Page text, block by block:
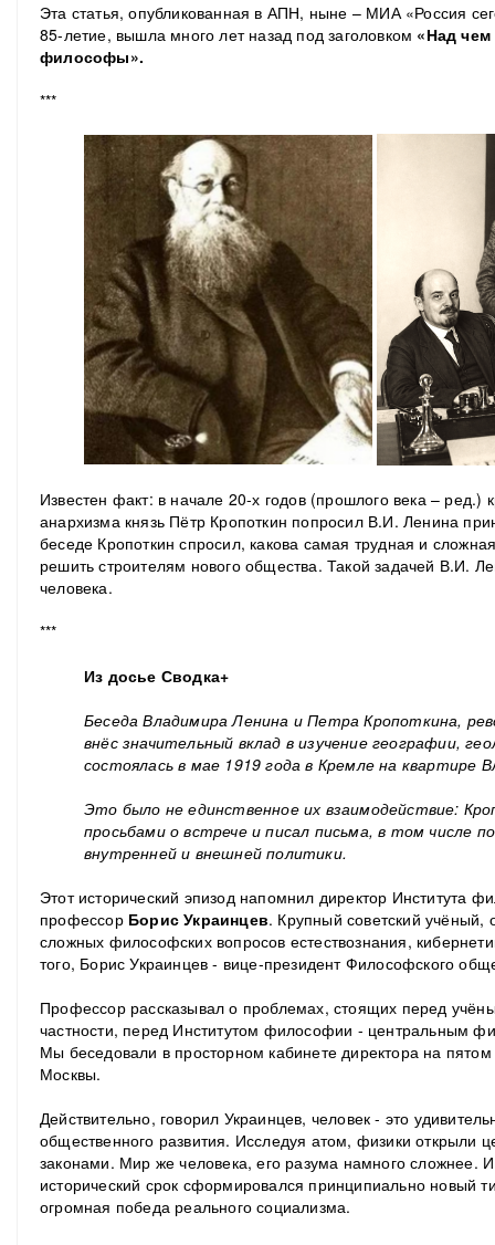
Эта статья, опубликованная в АПН, ныне – МИА «Россия
85-летие, вышла много лет назад под заголовком «Над чем
философы».
***
Известен факт: в начале 20-х годов (прошлого века – ред.)
анархизма князь Пётр Кропоткин попросил В.И. Ленина
беседе Кропоткин спросил, какова самая трудная и
решить строителям нового общества. Такой задачей В.И.
человека.
***
Из досье Сводка+
Беседа Владимира Ленина и Петра Кропоткина,
внёс значительный вклад в изучение географии,
состоялась в мае 1919 года в Кремле на квартире
Это было не единственное их взаимодействие:
просьбами о встрече и писал письма, в том числе
внутренней и внешней политики.
Этот исторический эпизод напомнил директор Института
профессор Борис Украинцев. Крупный советский учёный,
сложных философских вопросов естествознания,
того, Борис Украинцев - вице-президент Философского
Профессор рассказывал о проблемах, стоящих перед
частности, перед Институтом философии - центральным
Мы беседовали в просторном кабинете директора на
Москвы.
Действительно, говорил Украинцев, человек - это
общественного развития. Исследуя атом, физики
законами. Мир же человека, его разума намного сложнее.
исторический срок сформировался принципиально новый
огромная победа реального социализма.